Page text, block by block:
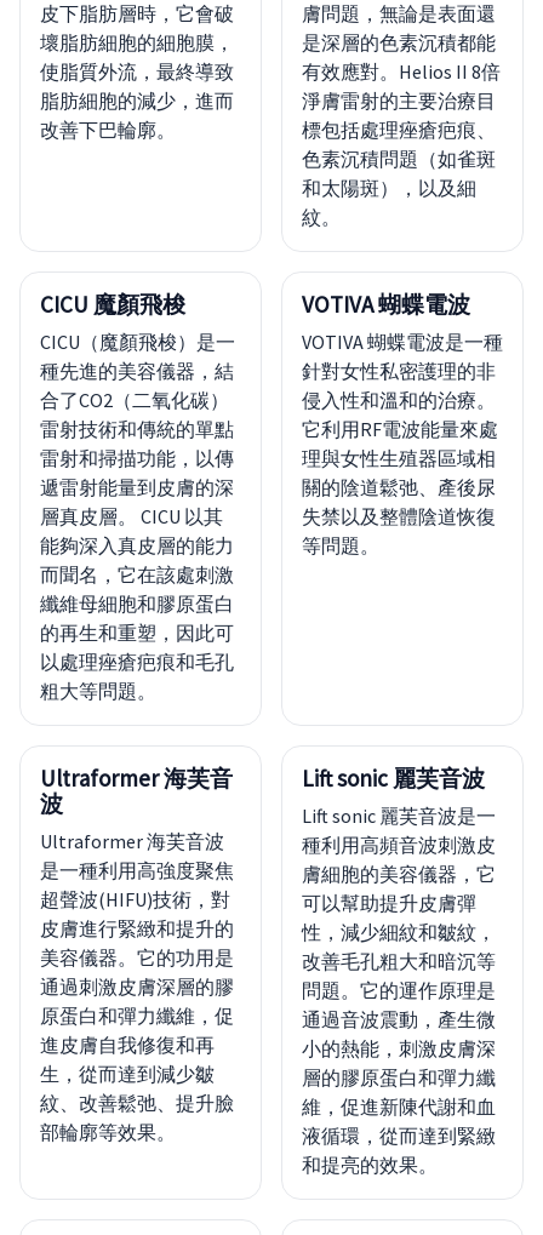
皮下脂肪層時，它會破
壞脂肪細胞的細胞膜，
使脂質外流，最終導致
脂肪細胞的減少，進而
改善下巴輪廓。
膚問題，無論是表面還
是深層的色素沉積都能
有效應對。Helios II 8倍
淨膚雷射的主要治療目
標包括處理痤瘡疤痕、
色素沉積問題（如雀斑
和太陽斑），以及細
紋。
CICU 魔顏飛梭
CICU（魔顏飛梭）是一
種先進的美容儀器，結
合了CO2（二氧化碳）
雷射技術和傳統的單點
雷射和掃描功能，以傳
遞雷射能量到皮膚的深
層真皮層。 CICU 以其
能夠深入真皮層的能力
而聞名，它在該處刺激
纖維母細胞和膠原蛋白
的再生和重塑，因此可
以處理痤瘡疤痕和毛孔
粗大等問題。
VOTIVA 蝴蝶電波
VOTIVA 蝴蝶電波是一種
針對女性私密護理的非
侵入性和溫和的治療。
它利用RF電波能量來處
理與女性生殖器區域相
關的陰道鬆弛、產後尿
失禁以及整體陰道恢復
等問題。
Ultraformer 海芙音
波
Ultraformer 海芙音波
是一種利用高強度聚焦
超聲波(HIFU)技術，對
皮膚進行緊緻和提升的
美容儀器。它的功用是
通過刺激皮膚深層的膠
原蛋白和彈力纖維，促
進皮膚自我修復和再
生，從而達到減少皺
紋、改善鬆弛、提升臉
部輪廓等效果。
Lift sonic 麗芙音波
Lift sonic 麗芙音波是一
種利用高頻音波刺激皮
膚細胞的美容儀器，它
可以幫助提升皮膚彈
性，減少細紋和皺紋，
改善毛孔粗大和暗沉等
問題。它的運作原理是
通過音波震動，產生微
小的熱能，刺激皮膚深
層的膠原蛋白和彈力纖
維，促進新陳代謝和血
液循環，從而達到緊緻
和提亮的效果。